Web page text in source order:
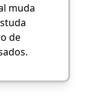
muda
de